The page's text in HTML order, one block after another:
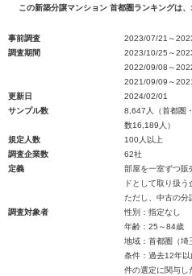
この新築分譲マンション 首都圏ランキングは
事前調査
2023/07/21～
調査期間
2023/10/25～
2022/09/08～
2021/09/09～
更新日
2024/02/01
サンプル数
8,647人（首都圏
数16,189人）
規定人数
100人以上
調査企業数
62社
定義
部屋を一室ずつ販
ドとして取り扱う
ただし、中古の分
調査対象者
性別：指定なし
年齢：25～84歳
地域：首都圏（埼
条件：過去12年
件の選定に関与し